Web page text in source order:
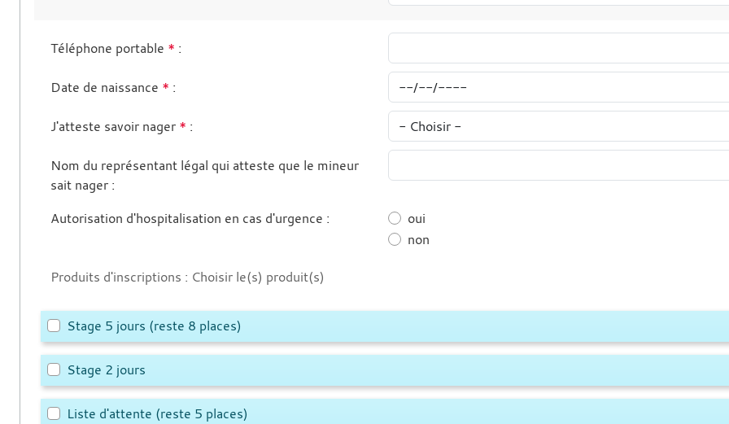
Téléphone portable * :
Date de naissance * :
J'atteste savoir nager * :
Nom du représentant légal qui atteste que le mineur
sait nager :
Autorisation d'hospitalisation en cas d'urgence :
oui
non
Produits d'inscriptions : Choisir le(s) produit(s)
Stage 5 jours (reste 8 places)
Stage 2 jours
Liste d'attente (reste 5 places)